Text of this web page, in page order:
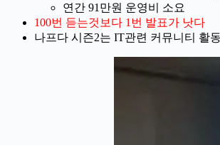
연간 91만원 운영비 소요
100번 듣는것보다 1번 발표가 낫다
나프다 시즌2는 IT관련 커뮤니티 활